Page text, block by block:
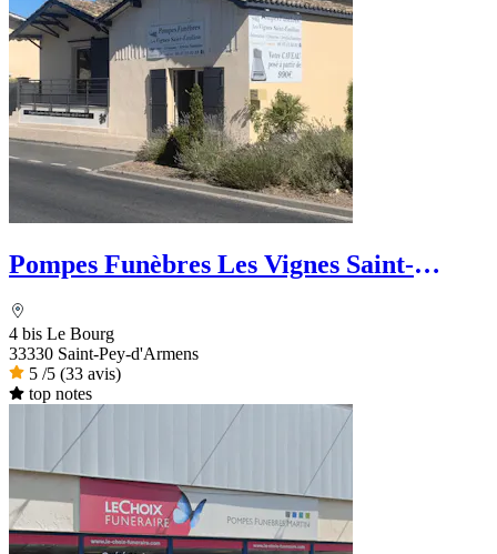
Pompes Funèbres Les Vignes Saint-
4 bis Le Bourg
33330 Saint-Pey-d'Armens
5 /5 (33 avis)
top notes